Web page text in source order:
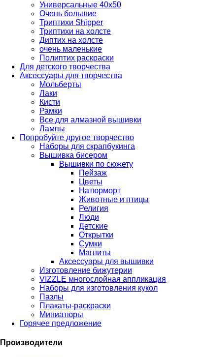
Универсальные 40х50
Очень большие
Триптихи Shipper
Триптихи на холсте
Диптих на холсте
очень маленькие
Полиптих раскраски
Для детского творчества
Аксессуары для творчества
Мольберты
Лаки
Кисти
Рамки
Все для алмазной вышивки
Лампы
Попробуйте другое творчество
Наборы для скрапбукинга
Вышивка бисером
Вышивки по сюжету
Пейзаж
Цветы
Натюрморт
Животные и птицы
Религия
Люди
Детские
Открытки
Сумки
Магниты
Аксессуары для вышивки
Изготовление бижутерии
VIZZLE многослойная аппликация
Наборы для изготовления кукол
Пазлы
Плакаты-раскраски
Миниатюры
Горячее предложение
Производители